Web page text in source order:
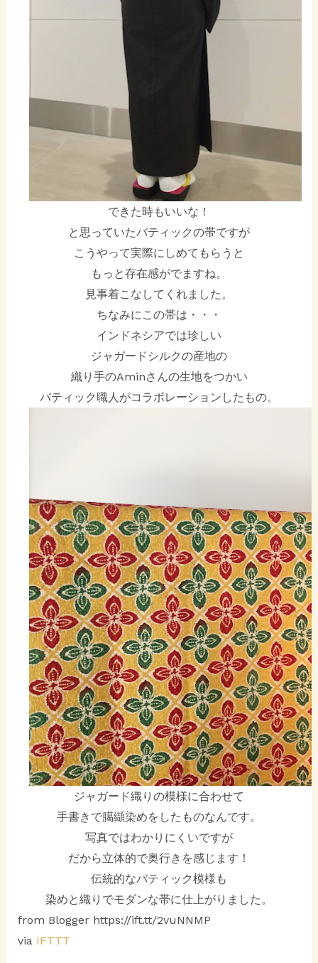
できた時もいいな！
と思っていたバティックの帯ですが
こうやって実際にしめてもらうと
もっと存在感がでますね。
見事着こなしてくれました。
ちなみにこの帯は・・・
インドネシアでは珍しい
ジャガードシルクの産地の
織り手のAminさんの生地をつかい
バティック職人がコラボレーションしたもの。
ジャガード織りの模様に合わせて
手書きで臈纈染めをしたものなんです。
写真ではわかりにくいですが
だから立体的で奥行きを感じます！
伝統的なバティック模様も
染めと織りでモダンな帯に仕上がりました。
from Blogger https://ift.tt/2vuNNMP
via IFTTT